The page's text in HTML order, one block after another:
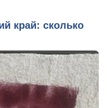
край: сколько